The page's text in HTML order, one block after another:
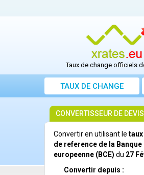
Taux de change officiels
TAUX DE CHANGE
CONVERTISSEUR DE
Convertir en utilisant le
de reference de la
europeenne (BCE) du 27
Convertir depuis :